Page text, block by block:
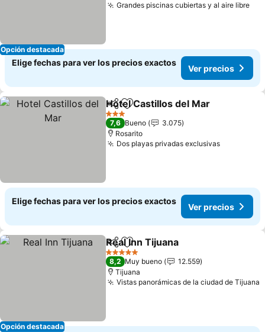
Opción destacada
Grandes piscinas cubiertas y al aire libre
Elige fechas para ver los precios exactos
Ver precios
CompartirAgregar a favoritos
Hotel Castillos del Mar
3 Estrellas
7,6 Bueno
3.075
Rosarito
Dos playas privadas exclusivasVer
Elige fechas para ver los precios exactos
Ver precios
Opción destacada
CompartirAgregar a favoritos
Real Inn Tijuana
5 Estrellas
8,2 Muy bueno
12.559
Tijuana
Vistas panorámicas de la ciudad de Tijuana